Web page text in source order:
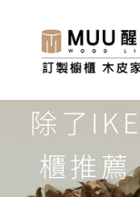
除了
櫃推